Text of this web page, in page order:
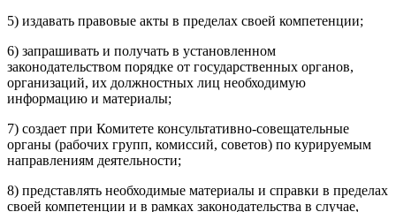
5) издавать правовые акты в пределах своей компетенции;
6) запрашивать и получать в установленном
законодательством порядке от государственных органов,
организаций, их должностных лиц необходимую
информацию и материалы;
7) создает при Комитете консультативно-совещательные
органы (рабочих групп, комиссий, советов) по курируемым
направлениям деятельности;
8) представлять необходимые материалы и справки в пределах
своей компетенции и в рамках законодательства в случае,